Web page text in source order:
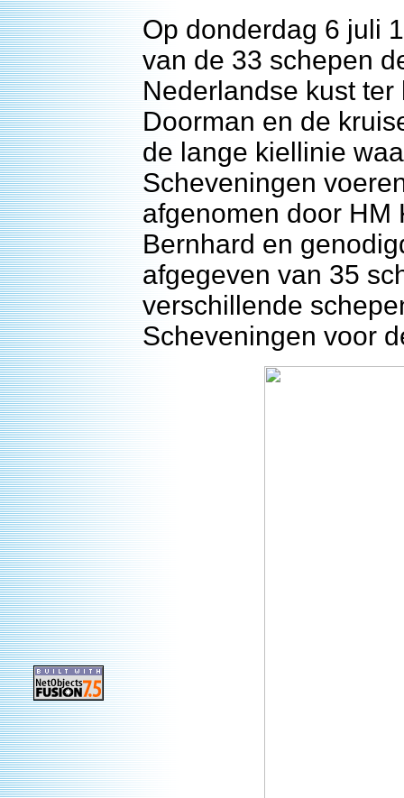
Op donderdag 6 juli
van de 33 schepen
Nederlandse kust
Doorman en de
de lange kiellinie
Scheveningen
afgenomen door HM
Bernhard en
afgegeven van 35
verschillende
Scheveningen voor